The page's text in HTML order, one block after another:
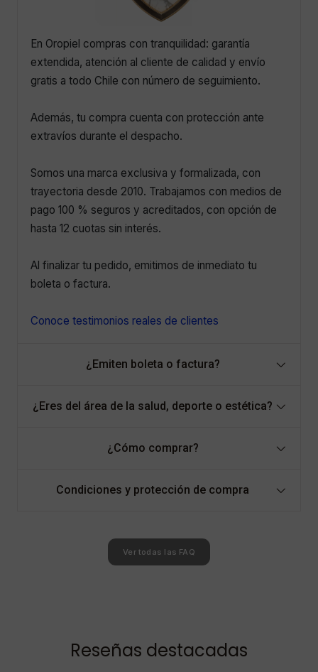
En Oropiel compras con tranquilidad: garantía
extendida, atención al cliente de calidad y envío
gratis a todo Chile con número de seguimiento.
Además, tu compra cuenta con protección ante
extravíos durante el despacho.
Somos una marca exclusiva y formalizada, con
trayectoria desde 2010. Trabajamos con medios de
pago 100 % seguros y acreditados, con opción de
hasta 12 cuotas sin interés.
Al finalizar tu pedido, emitimos de inmediato tu
boleta o factura.
Conoce testimonios reales de clientes
¿Emiten boleta o factura?
¿Eres del área de la salud, deporte o estética?
¿Cómo comprar?
Condiciones y protección de compra
Ver todas las FAQ
Reseñas destacadas